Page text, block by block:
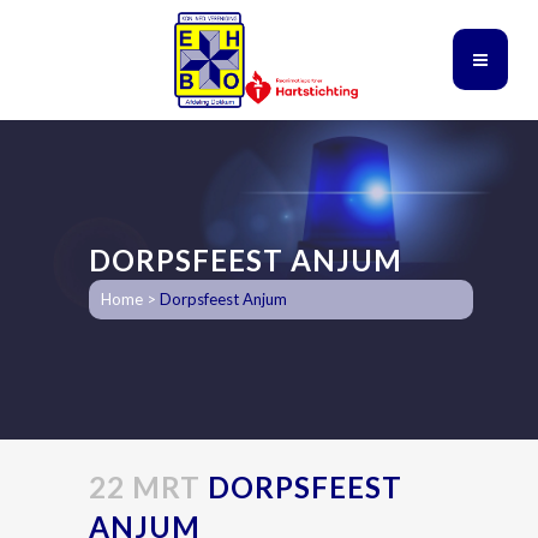
DORPSFEEST ANJUM
Home > Dorpsfeest Anjum
22 MRT DORPSFEEST
ANJUM